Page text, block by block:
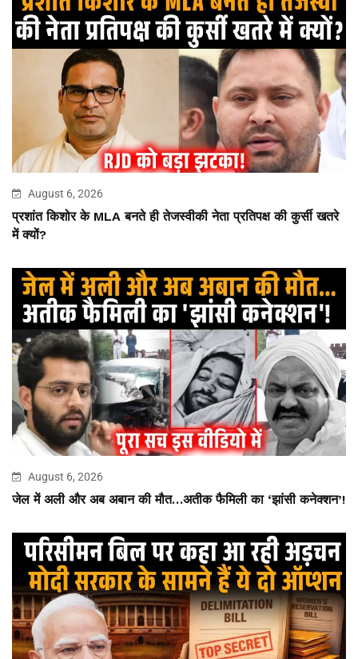
August 6, 2026
प्रशांत किशोर के MLA बनते ही तेजस्वीकी नेता प्रतिपक्ष की कुर्सी खतरे
में क्यों?
August 6, 2026
जेल में अली और अब अबान की मौत…अतीक फैमिली का ‘झांसी कनेक्शन’!